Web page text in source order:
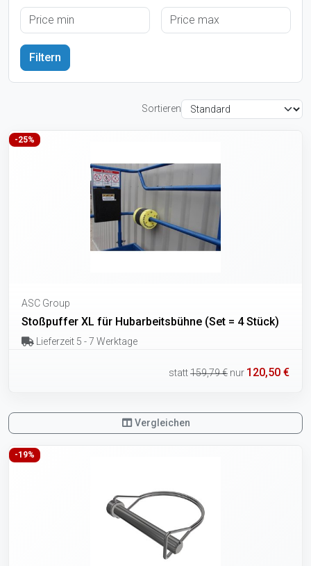
Sortieren
-25%
ASC Group
Stoßpuffer XL für Hubarbeitsbühne (Set = 4 Stück)
Lieferzeit 5 - 7 Werktage
statt159,79 € nur 120,50 €
Vergleichen
-19%